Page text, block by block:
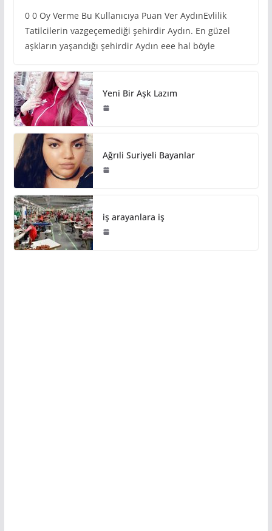
0 0 Oy Verme Bu Kullanıcıya Puan Ver AydınEvlilik
Tatilcilerin vazgeçemediği şehirdir Aydın. En güzel
aşkların yaşandığı şehirdir Aydın eee hal böyle
Yeni Bir Aşk Lazım
Ağrıli Suriyeli Bayanlar
iş arayanlara iş